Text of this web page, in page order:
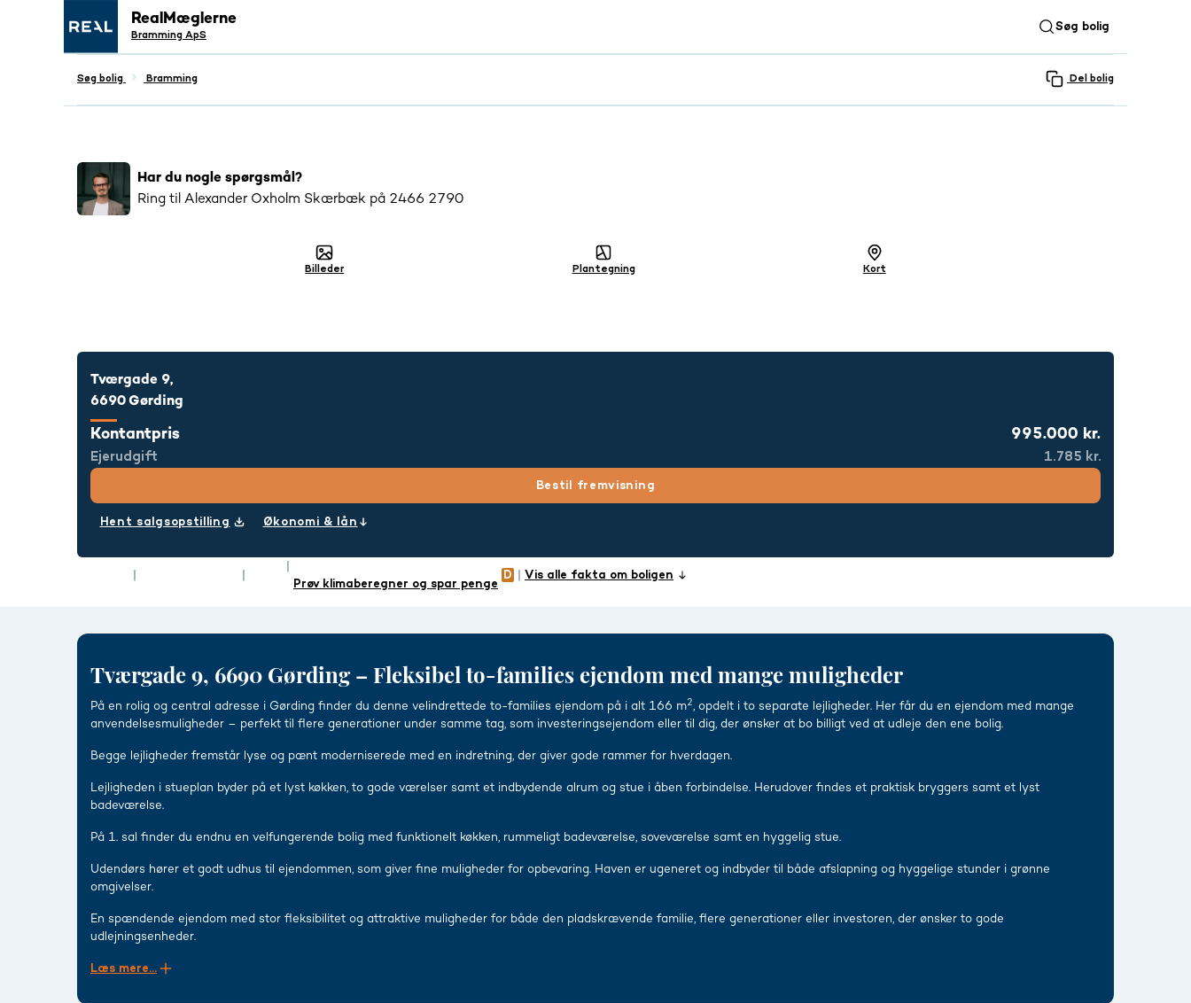
RealMæglerne
Bramming ApS
Søg bolig
Søg bolig Bramming Del bolig
Åbent hus
Populær 939har interageret med denne bolig
Har du nogle spørgsmål?
Ring til Alexander Oxholm Skærbæk på 2466 2790
Billeder Plantegning Kort
Tværgade 9,
6690 Gørding
Kontantpris 995.000 kr.
Ejerudgift 1.785 kr.
Bestil fremvisning
Hent salgsopstilling Økonomi & lån
Prøv klimaberegner og spar penge
Vis alle fakta om boligen
Tværgade 9, 6690 Gørding – Fleksibel to-families ejendom med mange muligheder
På en rolig og central adresse i Gørding finder du denne velindrettede to-families ejendom på i alt 166 m2, opdelt i to separate lejligheder. Her får du en ejendom med mange
anvendelsesmuligheder – perfekt til flere generationer under samme tag, som investeringsejendom eller til dig, der ønsker at bo billigt ved at udleje den ene bolig.
Begge lejligheder fremstår lyse og pænt moderniserede med en indretning, der giver gode rammer for hverdagen.
Lejligheden i stueplan byder på et lyst køkken, to gode værelser samt et indbydende alrum og stue i åben forbindelse. Herudover findes et praktisk bryggers samt et lyst
badeværelse.
På 1. sal finder du endnu en velfungerende bolig med funktionelt køkken, rummeligt badeværelse, soveværelse samt en hyggelig stue.
Udendørs hører et godt udhus til ejendommen, som giver fine muligheder for opbevaring. Haven er ugeneret og indbyder til både afslapning og hyggelige stunder i grønne
omgivelser.
En spændende ejendom med stor fleksibilitet og attraktive muligheder for både den pladskrævende familie, flere generationer eller investoren, der ønsker to gode
udlejningsenheder.
Læs mere...